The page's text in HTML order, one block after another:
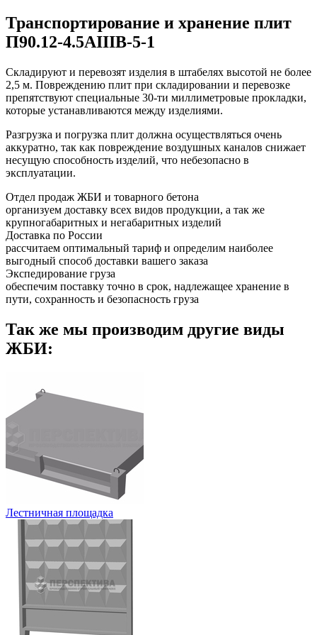
Транспортирование и хранение плит
П90.12-4.5АIIIВ-5-1
Складируют и перевозят изделия в штабелях высотой не более
2,5 м. Повреждению плит при складировании и перевозке
препятствуют специальные 30-ти миллиметровые прокладки,
которые устанавливаются между изделиями.
Разгрузка и погрузка плит должна осуществляться очень
аккуратно, так как повреждение воздушных каналов снижает
несущую способность изделий, что небезопасно в
эксплуатации.
Отдел продаж ЖБИ и товарного бетона
организуем доставку всех видов продукции, а так же
крупногабаритных и негабаритных изделий
Доставка по России
рассчитаем оптимальный тариф и определим наиболее
выгодный способ доставки вашего заказа
Экспедирование груза
обеспечим поставку точно в срок, надлежащее хранение в
пути, сохранность и безопасность груза
Так же мы производим другие виды
ЖБИ:
Лестничная площадка